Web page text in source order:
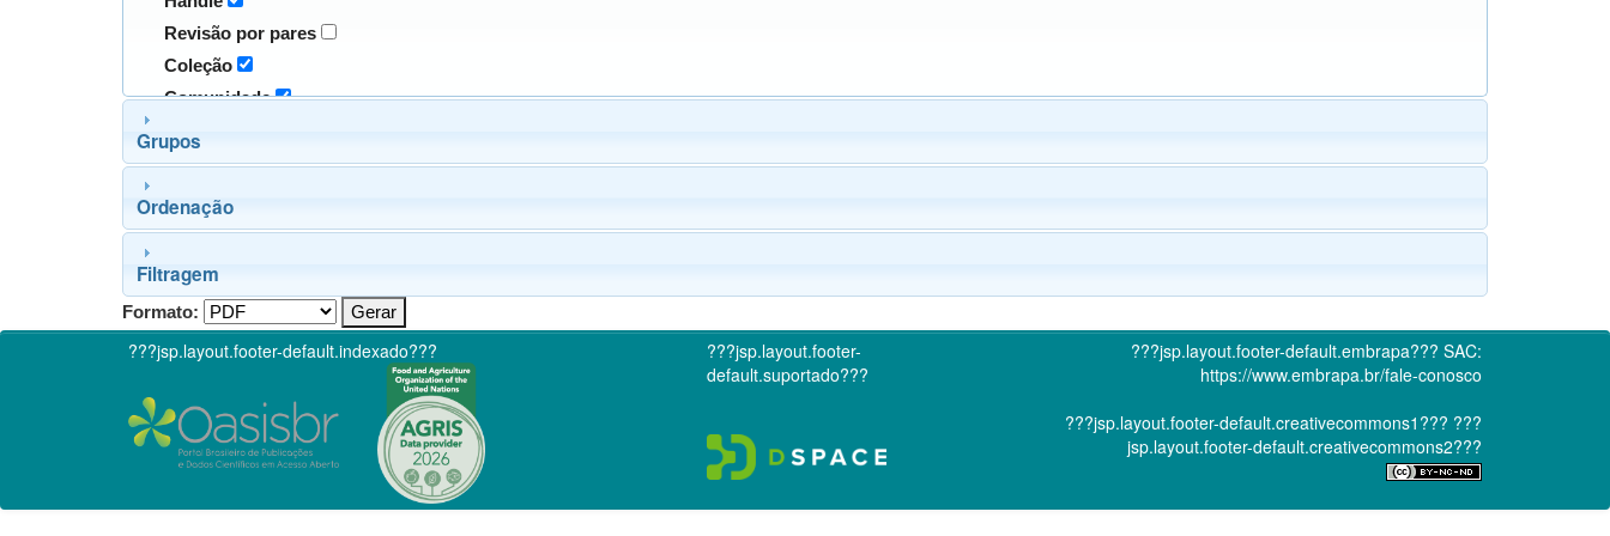
Revisão por pares
Coleção
Comunidade
Grupos
Ordenação
Filtragem
Formato:
???jsp.layout.footer-default.indexado???
???jsp.layout.footer-
default.suportado???
???jsp.layout.footer-default.embrapa??? SAC:
https://www.embrapa.br/fale-conosco
???jsp.layout.footer-default.creativecommons1??? ???
jsp.layout.footer-default.creativecommons2???